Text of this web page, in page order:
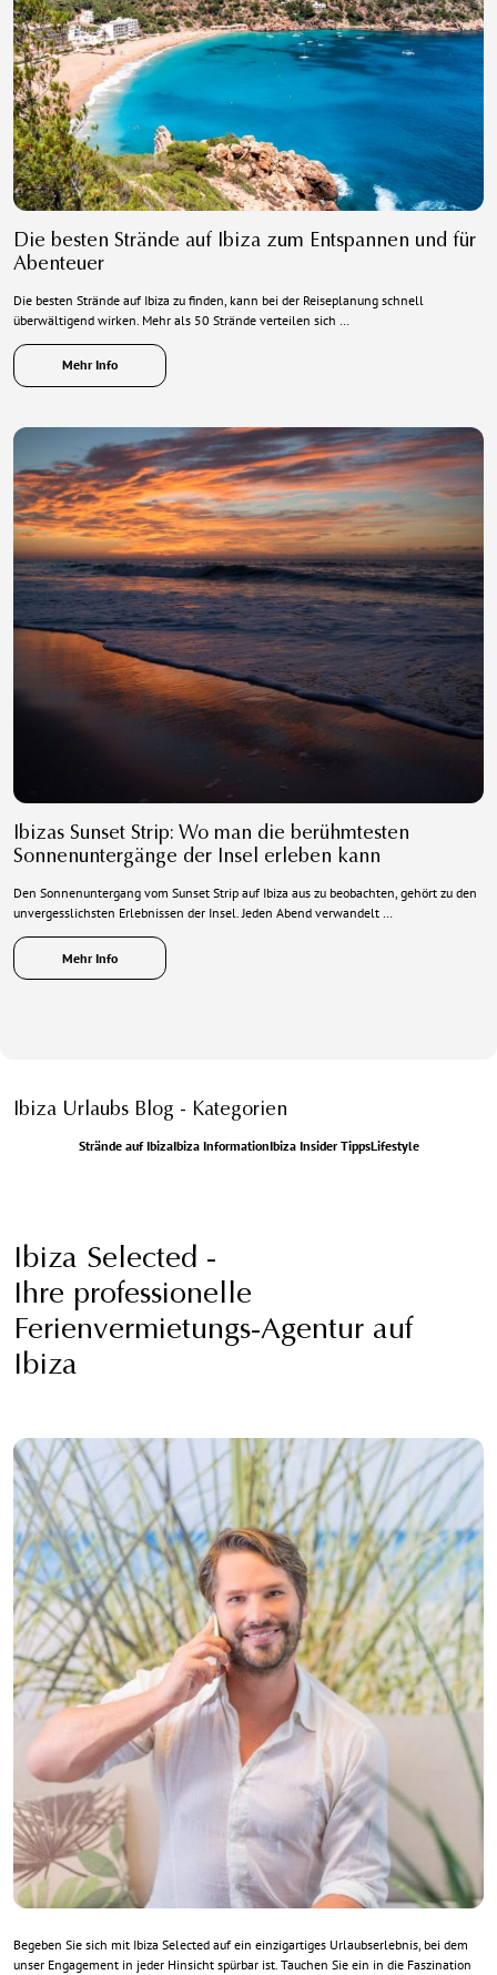
Die besten Strände auf Ibiza zum Entspannen und für
Abenteuer
Die besten Strände auf Ibiza zu finden, kann bei der Reiseplanung schnell
überwältigend wirken. Mehr als 50 Strände verteilen sich …
Mehr Info
Ibizas Sunset Strip: Wo man die berühmtesten
Sonnenuntergänge der Insel erleben kann
Den Sonnenuntergang vom Sunset Strip auf Ibiza aus zu beobachten, gehört zu den
unvergesslichsten Erlebnissen der Insel. Jeden Abend verwandelt …
Mehr Info
Ibiza Urlaubs Blog - Kategorien
Strände auf IbizaIbiza InformationIbiza Insider TippsLifestyle
Ibiza Selected -
Ihre professionelle
Ferienvermietungs-Agentur auf
Ibiza
Begeben Sie sich mit Ibiza Selected auf ein einzigartiges Urlaubserlebnis, bei dem
unser Engagement in jeder Hinsicht spürbar ist. Tauchen Sie ein in die Faszination